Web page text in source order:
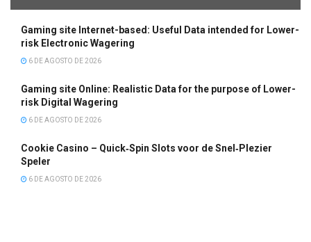
Gaming site Internet-based: Useful Data intended for Lower-
risk Electronic Wagering
6 DE AGOSTO DE 2026
Gaming site Online: Realistic Data for the purpose of Lower-
risk Digital Wagering
6 DE AGOSTO DE 2026
Cookie Casino – Quick‑Spin Slots voor de Snel‑Plezier
Speler
6 DE AGOSTO DE 2026